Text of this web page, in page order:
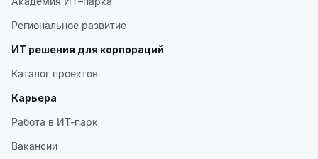
Региональное развитие
ИТ решения для корпораций
Каталог проектов
Карьера
Работа в ИТ-парк
Вакансии